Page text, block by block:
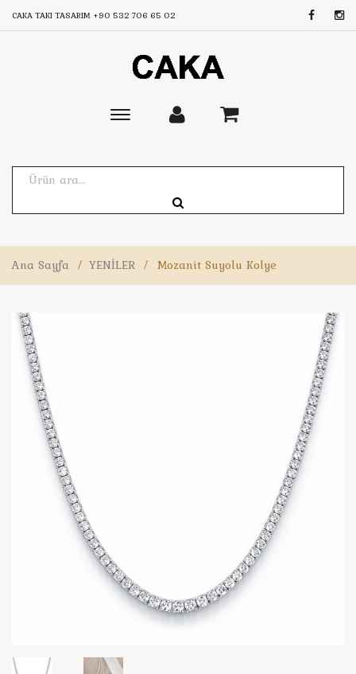
CAKA TAKI TASARIM +90 532 706 65 02
Toggle
Ana Sayfa / YENİLER / Mozanit Suyolu Kolye